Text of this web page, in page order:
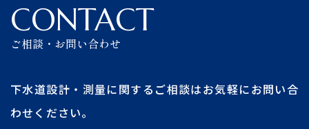
CONTACT
ご相談・お問い合わせ
下水道設計・測量に関するご相談はお気軽にお問い合
わせください。